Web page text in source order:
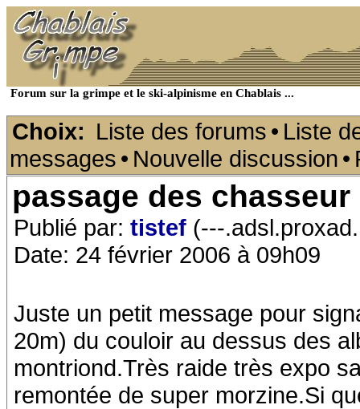
Forum sur la grimpe et le ski-alpinisme en Chablais ...
Choix: Liste des forums • Liste
messages • Nouvelle discussion •
passage des chasseur
Publié par: tistef (---
Date: 24 février 2006 à 09h09
Juste un petit message pour
20m) du couloir au dessus des
montriond.Très raide très expo
remontée de super morzine.Si